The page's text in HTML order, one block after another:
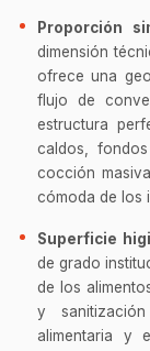
Proporción
dimensión
ofrece una
flujo de
estructura
caldos,
cocción
cómoda de los
Superficie
de grado
de los
y
alimentaria y